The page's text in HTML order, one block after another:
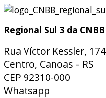
Regional Sul 3 da CNBB
Rua Víctor Kessler, 174
Centro, Canoas – RS
CEP 92310-000
Whatsapp